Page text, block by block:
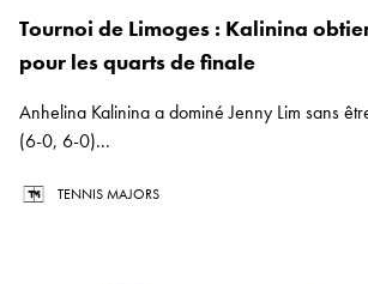
Tournoi de Limoges : Kalinina
pour les quarts de finale
Anhelina Kalinina a dominé Jenny Lim sans
(6-0, 6-0)...
TENNIS MAJORS